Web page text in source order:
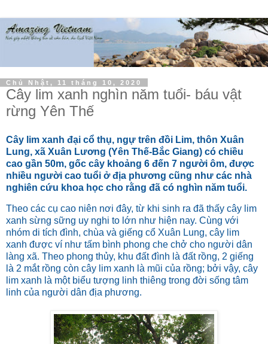
Chủ Nhật, 11 tháng 10, 2020
Cây lim xanh nghìn năm tuổi- báu vật
rừng Yên Thế
Cây lim xanh đại cổ thụ, ngự trên đồi Lim, thôn Xuân
Lung, xã Xuân Lương (Yên Thế-Bắc Giang) có chiều
cao gần 50m, gốc cây khoảng 6 đến 7 người ôm, được
nhiều người cao tuổi ở địa phương cũng như các nhà
nghiên cứu khoa học cho rằng đã có nghìn năm tuổi.
Theo các cụ cao niên nơi đây, từ khi sinh ra đã thấy cây lim
xanh sừng sững uy nghi to lớn như hiện nay. Cùng với
nhóm di tích đình, chùa và giếng cổ Xuân Lung, cây lim
xanh được ví như tấm bình phong che chở cho người dân
làng xã. Theo phong thủy, khu đất đình là đất rồng, 2 giếng
là 2 mắt rồng còn cây lim xanh là mũi của rồng; bởi vậy, cây
lim xanh là một biểu tượng linh thiêng trong đời sống tâm
linh của người dân địa phương.